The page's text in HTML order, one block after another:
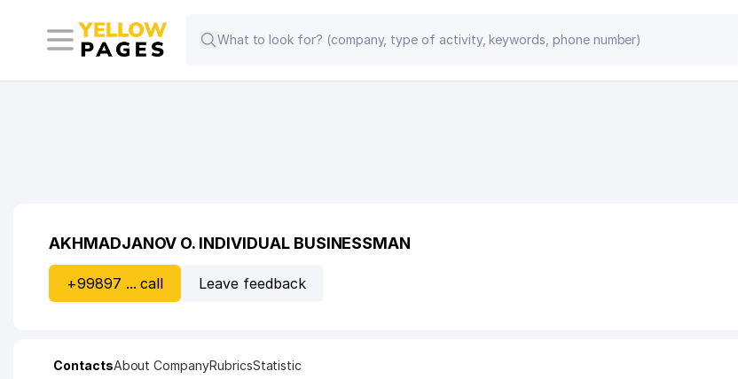
AKHMADJANOV O. INDIVIDUAL BUSINESSMAN
+99897 ... call Leave feedback
ContactsAbout CompanyRubricsStatistic